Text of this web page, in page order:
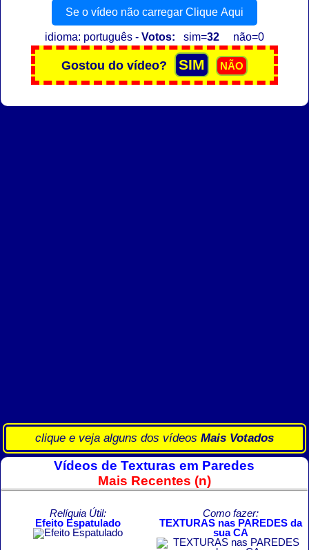
Se o vídeo não carregar Clique Aqui
idioma: português - Votos: sim=32não=0
clique e veja alguns dos vídeos Mais Votados
Vídeos de Texturas em Paredes
Mais Recentes (n)
Relíquia Útil:
Efeito Espatulado
Como fazer:
TEXTURAS nas PAREDES da
sua CA